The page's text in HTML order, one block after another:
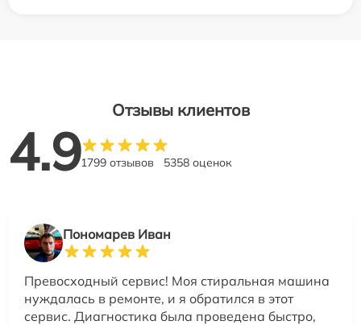
Отзывы клиентов
4.91799 отзывов 5358 оценок
Пономарев Иван
Превосходный сервис! Моя стиральная машина
нуждалась в ремонте, и я обратился в этот
сервис. Диагностика была проведена быстро,